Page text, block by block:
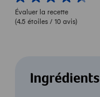
Évaluer la recette
(4.5 étoiles / 10 avis)
Ingrédients